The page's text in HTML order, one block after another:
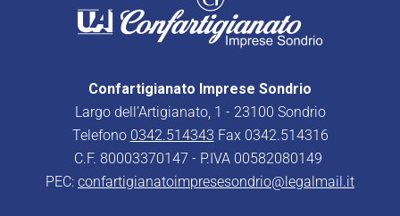
Confartigianato Imprese Sondrio
Largo dell’Artigianato, 1 - 23100 Sondrio
Telefono 0342.514343 Fax 0342.514316
C.F. 80003370147 - P.IVA 00582080149
PEC: confartigianatoimpresesondrio@legalmail.it